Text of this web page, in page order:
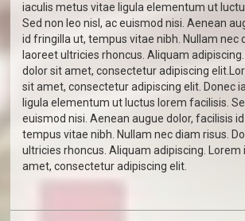
iaculis metus vitae ligula elementum ut
Sed non leo nisl, ac euismod nisi. Aenean
id fringilla ut, tempus vitae nibh. Nullam nec
laoreet ultricies rhoncus. Aliquam
dolor sit amet, consectetur adipiscing
sit amet, consectetur adipiscing elit. Donec
ligula elementum ut luctus lorem facilisis.
euismod nisi. Aenean augue dolor, facilisis
tempus vitae nibh. Nullam nec diam risus.
ultricies rhoncus. Aliquam adipiscing. Lorem
amet, consectetur adipiscing elit.